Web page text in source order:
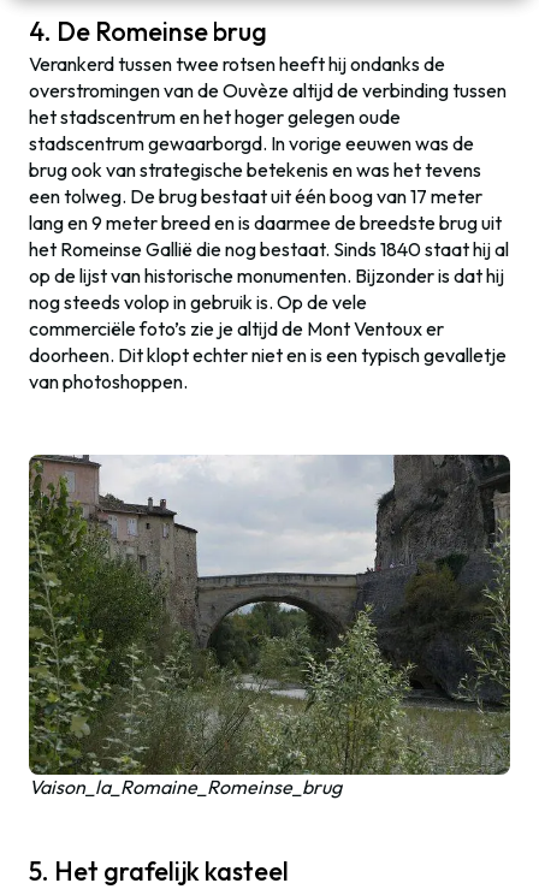
4. De Romeinse brug
Verankerd tussen twee rotsen heeft hij ondanks de
overstromingen van de Ouvèze altijd de verbinding tussen
het stadscentrum en het hoger gelegen oude
stadscentrum gewaarborgd. In vorige eeuwen was de
brug ook van strategische betekenis en was het tevens
een tolweg. De brug bestaat uit één boog van 17 meter
lang en 9 meter breed en is daarmee de breedste brug uit
het Romeinse Gallië die nog bestaat. Sinds 1840 staat hij al
op de lijst van historische monumenten. Bijzonder is dat hij
nog steeds volop in gebruik is. Op de vele
commerciële foto’s zie je altijd de Mont Ventoux er
doorheen. Dit klopt echter niet en is een typisch gevalletje
van photoshoppen.
Vaison_la_Romaine_Romeinse_brug
5. Het grafelijk kasteel